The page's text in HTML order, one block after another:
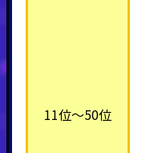
11位～50位